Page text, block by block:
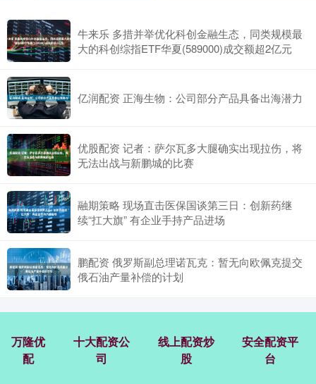
牛来乐 多措并举优化科创金融生态，同类规模最
大的科创综指ETF华夏(589000)成交额超2亿元
亿润配资 正海生物：公司部分产品具备出海潜力
优股配资 记者：萨尔瓦多大腿确实出现拉伤，将
无法出战与新鹏城的比赛
融期策略 现场直击医保国谈第三日：创新药继
续“扛大旗” 有企业手持产品进场
鹏配资 俄罗斯副总理诺瓦克：暂无向欧佩克提交
俄石油产量补偿的计划
万隆优
配
十大配资公
司
线上配资炒
股
安全配资平
台